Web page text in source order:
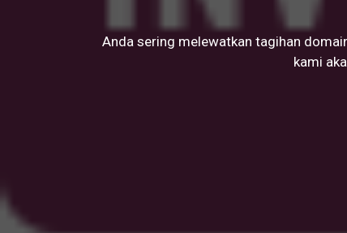
Anda sering melewatkan tagihan
kami